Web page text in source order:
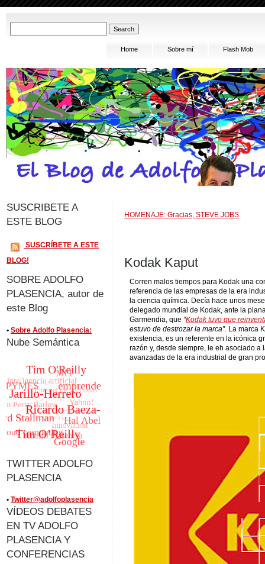
Home Sobre mí Flash Mob
HOMENAJE: Gracias, STEVE JOBS
Kodak Kaput
Corren malos tiempos para Kodak una
referencia de las empresas de la era
la ciencia química. Decía hace unos
delegado mundial de Kodak, ante la
Garmendia, que “Kodak tuvo que
estuvo de destrozar la marca”. La marca
existencia, es un referente en la icónica
razón y, desde siempre, le eh asociado
avanzadas de la era industrial de gran
SUSCRIBETE A
ESTE BLOG
SUSCRÍBETE A ESTE
BLOG!
SOBRE ADOLFO
PLASENCIA, autor de
este Blog
• Sobre Adolfo Plasencia:
Nube Semántica
TWITTER ADOLFO
PLASENCIA
• Twitter@adolfoplasencia
VÍDEOS DEBATES
EN TV ADOLFO
PLASENCIA Y
CONFERENCIAS